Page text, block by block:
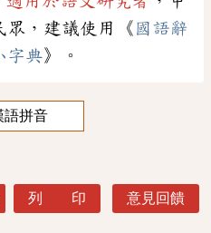
眾，建議使用《 國語辭
字典》。
語拼音
列 印 意見回饋